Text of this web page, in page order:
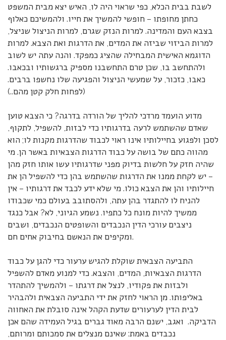
לשבת בבית הכלא, כפי שראוי היה לו, האיש יצא מבית המשפט
כחתן מחופתו – חופשי להמשיך את חייו. ולהמשיכם כאלוף
בצבא העם והמדינה. למרות הנזק שגרם, למרות הניצול שניצל,
למרות הביזוי שביזה את המדים, את הדרגות ואת הצבא. למרות
הדוגמא האישית המבחילה שהציג כמפקד. והנה עתה יש לשוב
ולהתחשב בו, שכן טרם התחשבנו מספיק ברגשותיו ובכאבו.
כאבו, כזכור, על שמעשי הניצול והפגיעה שלו נחשפו ברבים.
(לפחות חלק קטן מהם..)
מדוע הועמד מרדכי להליך של הורדה בדרגה? כי הצבא טוען
שאדם שהשתמש לרעה בדרגותיו כדי לבזות, להשפיל, לתקוף,
לסכן ולפגוע בחיילותיו אינו ראוי לכבוד שהדרגות מקנות לו; הוא
מהווה כתם של בושה על כבוד הדרגות הצבאיות באשר הן. מי
שהיה חזק על חלשות בדיוק מפני שדרגותיו עשו אותו חזק מהן
– יש לקחת ממנו את הדרגות שהשתמש בהן כדי להשפיל הן את
חיילותיו והן את הצבא כולו. מי שלא ידע לכבד את דרגותיו – אין
להניח לו להתגדר בהן עתה, ולהסתובב בעולם כמי שכבודו
ממשיך להיות מונח כל כתפיו. נשמע הגיוני, לא? אבל כנגד
ניצבים עורכי הדין הנכבדים והשופטים הנכבדים, ושבים
ומקיפים את הנאשם בחיבוק אחים חם.
התביעה הצבאית שוקלת להגיש ערעור כדי להגן על כבוד
הדרגות הצבאיות, המדים, והצבא. כדי למנוע מאדם להשפיל
ולבזות את פקודיו, לנצל את דרגתו – ולהמשיך להתהדר
באליפותו. מן הראוי לחזק את ידי התביעה הצבאית ולהבהיר
לבית הדין לערעורים שדעת הקהל אינה סובלת את האחווה
הדביקה. ואגב, ישנם הרבה מאוד גברים בגיל העמידה שהם אכן
נכבדים באמת: שאינם מנצלים את סמכותם ומרותם,